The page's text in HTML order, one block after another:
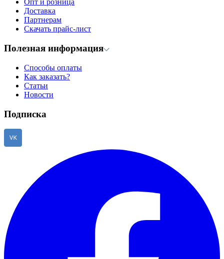
Опт и розница
Доставка
Партнерам
Скачать прайс-лист
Полезная информация
Способы оплаты
Как заказать?
Статьи
Новости
Подписка